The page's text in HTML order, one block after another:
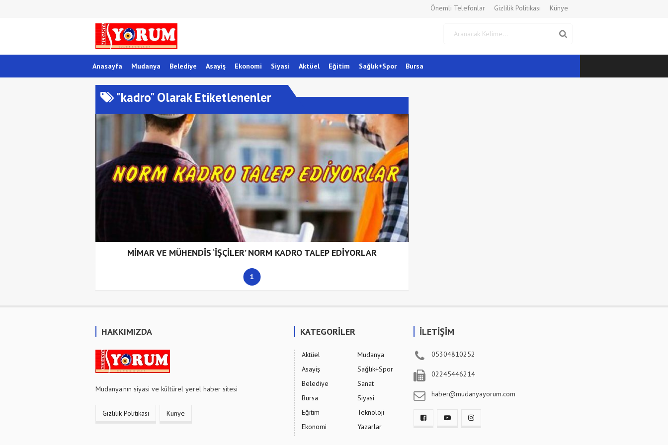
Önemli Telefonlar Gizlilik Politikası Künye
Anasayfa Mudanya Belediye Asayiş Ekonomi Siyasi Aktüel Eğitim Sağlık+Spor Bursa
"kadro" Olarak Etiketlenenler
MİMAR VE MÜHENDİS ‘İŞÇİLER’ NORM KADRO TALEP EDİYORLAR
1
HAKKIMIZDA
Mudanya'nın siyasi ve kültürel yerel haber sitesi
Gizlilik Politikası Künye
KATEGORİLER
Aktüel
Asayiş
Belediye
Bursa
Eğitim
Ekonomi
Mudanya
Sağlık+Spor
Sanat
Siyasi
Teknoloji
Yazarlar
İLETİŞİM
05304810252
02245446214
haber@mudanyayorum.com